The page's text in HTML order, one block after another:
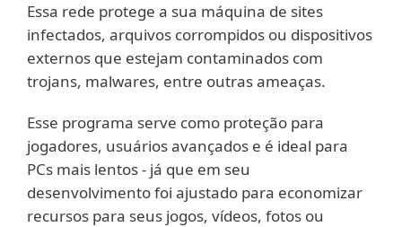
Essa rede protege a sua máquina de sites
infectados, arquivos corrompidos ou dispositivos
externos que estejam contaminados com
trojans, malwares, entre outras ameaças.
Esse programa serve como proteção para
jogadores, usuários avançados e é ideal para
PCs mais lentos - já que em seu
desenvolvimento foi ajustado para economizar
recursos para seus jogos, vídeos, fotos ou